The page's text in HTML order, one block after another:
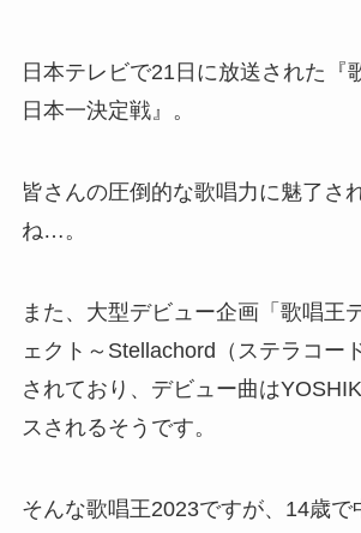
日本テレビで21日に放送された『
日本一決定戦』。
皆さんの圧倒的な歌唱力に魅了さ
ね…。
また、大型デビュー企画「歌唱王
ェクト～Stellachord（ステラコー
されており、デビュー曲は
スされるそうです。
そんな歌唱王2023ですが、14歳で